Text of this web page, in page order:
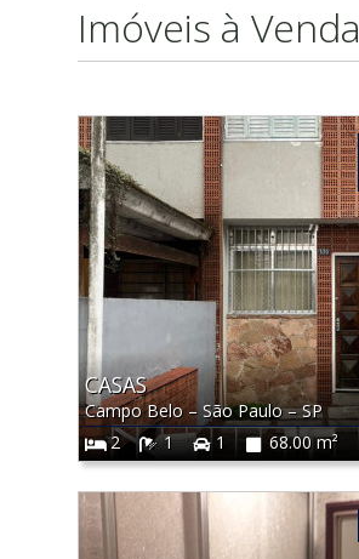
Imóveis à Venda
CASAS
Campo Belo– São Paulo–SP
2
1 1 68.00 m²